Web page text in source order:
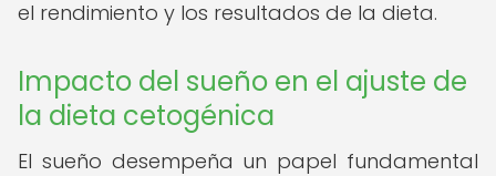
el rendimiento y los resultados de la dieta.
Impacto del sueño en el ajuste de
la dieta cetogénica
El sueño desempeña un papel fundamental